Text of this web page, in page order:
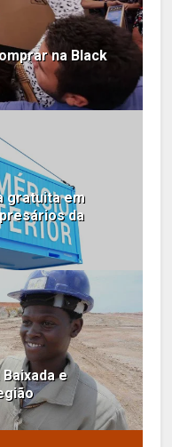
na Black
gratuita em
da
e